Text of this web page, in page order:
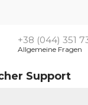
+38 (044) 351
Allgemeine Fragen
Support